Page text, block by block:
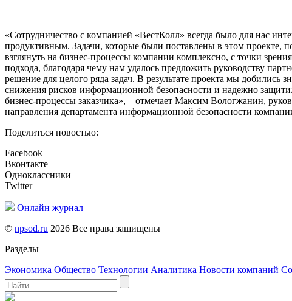
«Сотрудничество с компанией «ВестКолл» всегда было для нас
продуктивным. Задачи, которые были поставлены в этом проекте,
взглянуть на бизнес-процессы компании комплексно, с точки
подхода, благодаря чему нам удалось предложить руководству
решение для целого ряда задач. В результате проекта мы добились
снижения рисков информационной безопасности и надежно
бизнес-процессы заказчика», – отмечает Максим Вологжанин,
направления департамента информационной безопасности
Поделиться новостью:
Facebook
Вконтакте
Одноклассники
Twitter
Онлайн журнал
© npsod.ru 2026 Все права защищены
Разделы
Экономика Общество Технологии Аналитика Новости компаний